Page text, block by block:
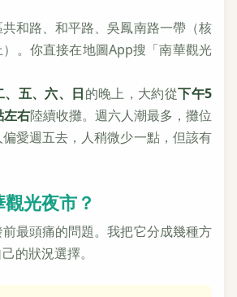
和路、和平路、吳鳳南路一帶（核
。你直接在地圖App搜「南華觀光
、五、六、日的晚上，大約從下午5
左右陸續收攤。週六人潮最多，攤位
愛週五去，人稍微少一點，但該有
光夜市？
最頭痛的問題。我把它分成幾種方
的狀況選擇。